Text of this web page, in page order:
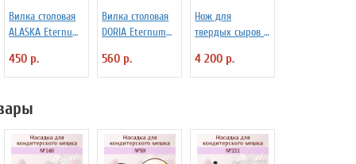
Вилка столовая
ALASKA Eternum
450 р.
Вилка столовая
DORIA Eternum
560 р.
Нож для
твердых сыров и
см APS 4071012
4 200 р.